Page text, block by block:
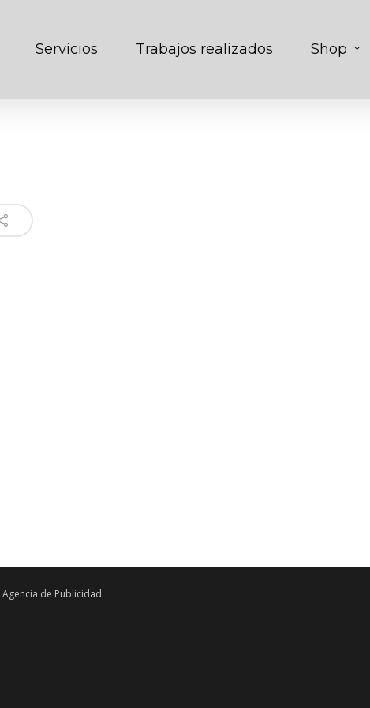
Servicios Trabajos realizados Shop
Agencia de Publicidad